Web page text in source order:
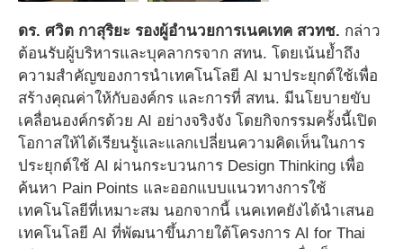
ดร. ศวิต กาสุริยะ รองผู้อำนวยการเนคเทค สวทช. กล่าว
ต้อนรับผู้บริหารและบุคลากรจาก สทน. โดยเน้นย้ำถึง
ความสำคัญของการนำเทคโนโลยี AI มาประยุกต์ใช้เพื่อ
สร้างคุณค่าให้กับองค์กร และการที่ สทน. มีนโยบายขับ
เคลื่อนองค์กรด้วย AI อย่างจริงจัง โดยกิจกรรมครั้งนี้เปิด
โอกาสให้ได้เรียนรู้และแลกเปลี่ยนความคิดเห็นในการ
ประยุกต์ใช้ AI ผ่านกระบวนการ Design Thinking เพื่อ
ค้นหา Pain Points และออกแบบแนวทางการใช้
เทคโนโลยีที่เหมาะสม นอกจากนี้ เนคเทคยังได้นำเสนอ
เทคโนโลยี AI ที่พัฒนาขึ้นภายใต้โครงการ AI for Thai